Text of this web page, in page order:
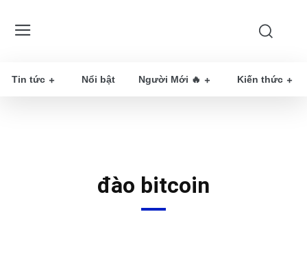
Tin tức Nổi bật Người Mới 🔥 Kiến thức
đào bitcoin